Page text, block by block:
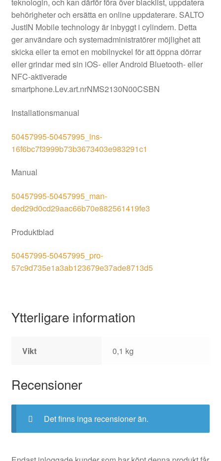
teknologin, och kan därför föra över blacklist, uppdatera
behörigheter och ersätta en online uppdaterare. SALTO
JustIN Mobile technology är inbyggt i cylindern. Detta
ger användare och systemadministratörer möjlighet att
skicka eller ta emot en mobilnyckel för att öppna dörrar
eller grindar med sin iOS- eller Android Bluetooth- eller
NFC-aktiverade
smartphone.Lev.art.nrNMS2130N00CSBN
Installationsmanual
50457995-50457995_ins-
16f6bc7f3999b73b3673403e983291c1
Manual
50457995-50457995_man-
ded29d0cd29aac66b70e882561419fe3
Produktblad
50457995-50457995_pro-
57c9d735e1a3ab123679e37ade8713d5
Ytterligare information
Vikt 0,1 kg
Recensioner
Det finns inga recensioner än.